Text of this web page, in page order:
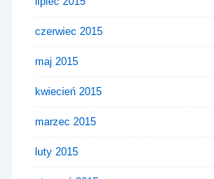
czerwiec 2015
maj 2015
kwiecień 2015
marzec 2015
luty 2015